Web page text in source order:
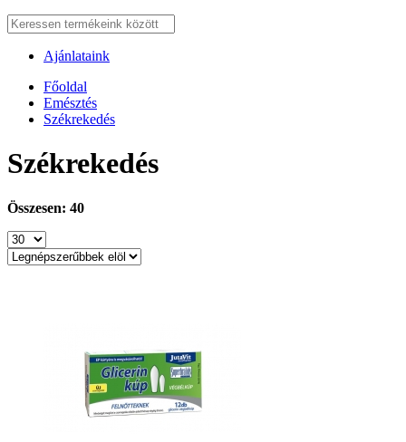
Ajánlataink
Főoldal
Emésztés
Székrekedés
Székrekedés
Összesen: 40